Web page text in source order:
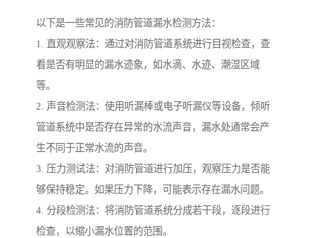
以下是一些常见的消防管道漏水检测方法：
1. 直观观察法：通过对消防管道系统进行目视检查，查
看是否有明显的漏水迹象，如水滴、水迹、潮湿区域
等。
2. 声音检测法：使用听漏棒或电子听漏仪等设备，倾听
管道系统中是否存在异常的水流声音，漏水处通常会产
生不同于正常水流的声音。
3. 压力测试法：对消防管道进行加压，观察压力是否能
够保持稳定。如果压力下降，可能表示存在漏水问题。
4. 分段检测法：将消防管道系统分成若干段，逐段进行
检查，以缩小漏水位置的范围。